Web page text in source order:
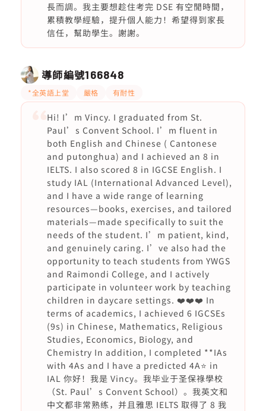
長而調。我主要想趁住考完 DSE 有空閒時間，
累積教學經驗，提升個人能力！希望得到家長
信任，幫助學生。謝謝。
導師編號166848
*全英語上堂 嚴格 有耐性
Hi! I’m Vincy. I graduated from St.
Paul’s Convent School. I’m fluent in
both English and Chinese ( Cantonese
and putonghua) and I achieved an 8 in
IELTS. I also scored 8 in IGCSE English. I
study IAL (International Advanced Level),
and I have a wide range of learning
resources—books, exercises, and tailored
materials—made specifically to suit the
needs of the student. I’m patient, kind,
and genuinely caring. I’ve also had the
opportunity to teach students from YWGS
and Raimondi College, and I actively
participate in volunteer work by teaching
children in daycare settings. ❤️❤️❤️ In
terms of academics, I achieved 6 IGCSEs
(9s) in Chinese, Mathematics, Religious
Studies, Economics, Biology, and
Chemistry In addition, I completed **IAs
with 4As and I have a predicted 4A⭐️ in
IAL 你好！我是 Vincy。我毕业于圣保祿學校
（St. Paul’s Convent School）。我英文和
中文都非常熟练，并且雅思 IELTS 取得了 8 我